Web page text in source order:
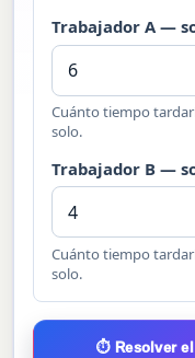
Trabajador A —
Cuánto tiempo
solo.
Trabajador B —
Cuánto tiempo
solo.
⏱️ Resolver el